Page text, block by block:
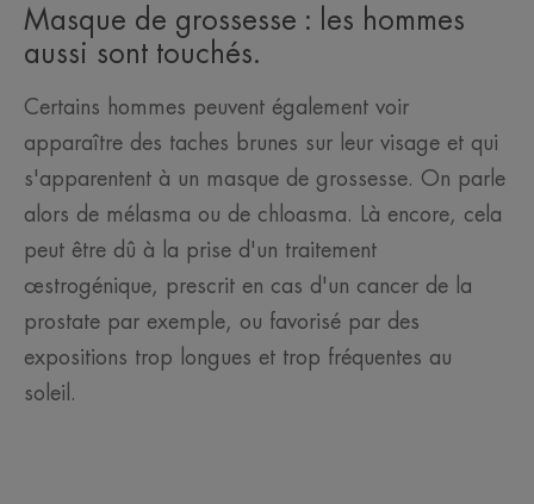
Masque de grossesse : les hommes
aussi sont touchés.
Certains hommes peuvent également voir
apparaître des taches brunes sur leur visage et qui
s'apparentent à un masque de grossesse. On parle
alors de mélasma ou de chloasma. Là encore, cela
peut être dû à la prise d'un traitement
œstrogénique, prescrit en cas d'un cancer de la
prostate par exemple, ou favorisé par des
expositions trop longues et trop fréquentes au
soleil.